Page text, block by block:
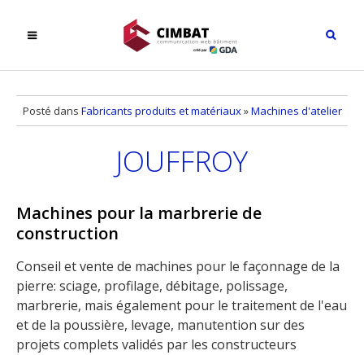
Posté dans Fabricants produits et matériaux»Machines d'atelier
JOUFFROY
Machines pour la marbrerie de
construction
Conseil et vente de machines pour le façonnage de la
pierre: sciage, profilage, débitage, polissage,
marbrerie, mais également pour le traitement de l'eau
et de la poussière, levage, manutention sur des
projets complets validés par les constructeurs